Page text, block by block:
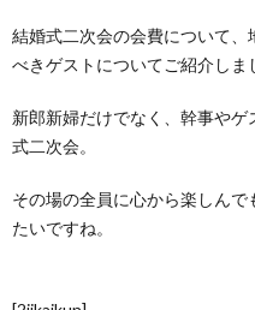
結婚式二次会の会費について
べきゲストについてご紹介しま
新郎新婦だけでなく、幹事や
式二次会。
その場の全員に心から楽しん
たいですね。